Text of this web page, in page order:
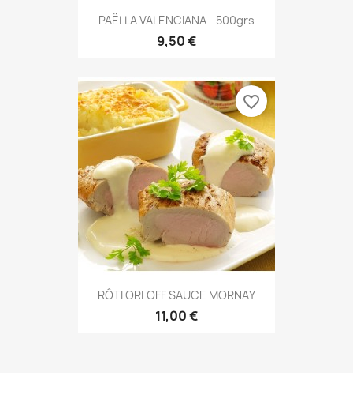
PAËLLA VALENCIANA - 500grs
9,50 €
RÔTI ORLOFF SAUCE MORNAY
11,00 €
favorite_border